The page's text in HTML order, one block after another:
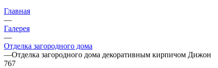
Главная
—
Галерея
—
Отделка загородного дома
—Отделка загородного дома декоративным кирпичом Дижон
767